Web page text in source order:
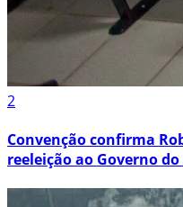
2
Convenção confirma
reeleição ao Governo